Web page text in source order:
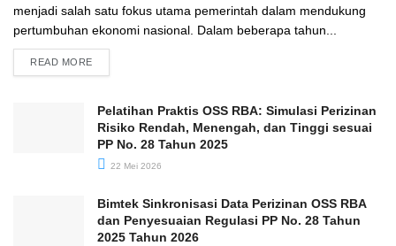
menjadi salah satu fokus utama pemerintah dalam mendukung
pertumbuhan ekonomi nasional. Dalam beberapa tahun...
READ MORE
Pelatihan Praktis OSS RBA: Simulasi Perizinan
Risiko Rendah, Menengah, dan Tinggi sesuai
PP No. 28 Tahun 2025
22 Mei 2026
Bimtek Sinkronisasi Data Perizinan OSS RBA
dan Penyesuaian Regulasi PP No. 28 Tahun
2025 Tahun 2026